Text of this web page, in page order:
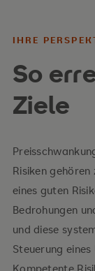
Ihre Inhalte
Risk
The
The
IHRE
So
Ziele
Risiken
eines guten
Bedrohungen
und diese
Steuerung
Kompetente